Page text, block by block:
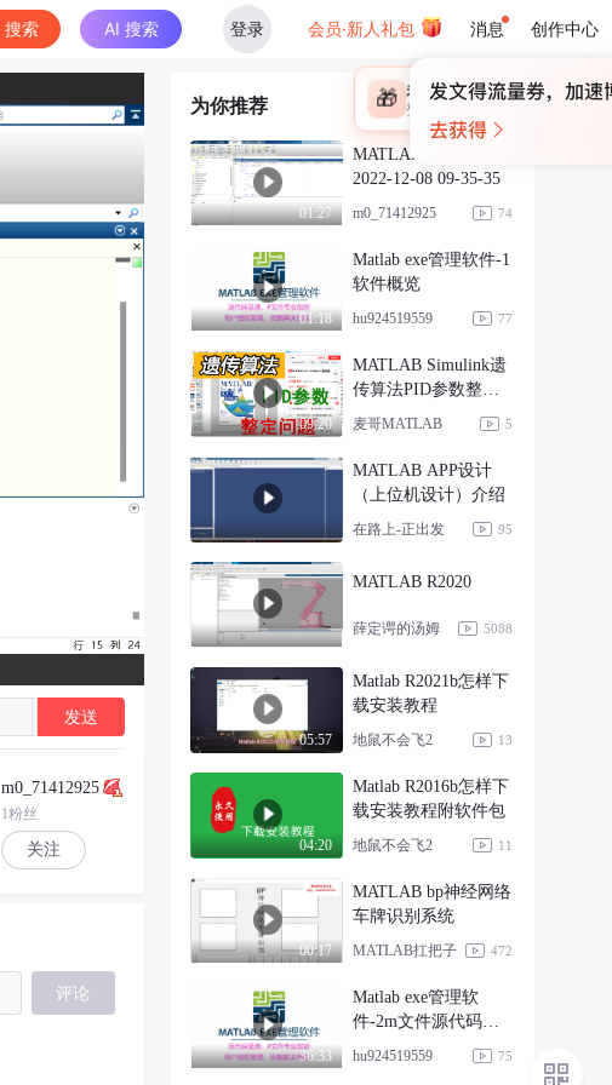
搜索 AI 搜索 登录 会员·新人礼包 消息 创作中心
×
🎁 未登录
登录领取最高
发送
m0_71412925
1粉丝
关注
评论
为你推荐
01:27
MATLAB R2016a
2022-12-08 09-35-35
m0_71412925 74
01:18
Matlab exe管理软件-1
软件概览
hu924519559 77
09:20
MATLAB Simulink遗
传算法PID参数整定
问题
麦哥MATLAB 5
MATLAB APP设计
（上位机设计）介绍
在路上-正出发 95
MATLAB R2020
薛定谔的汤姆 5088
05:57
Matlab R2021b怎样下
载安装教程
地鼠不会飞2 13
04:20
Matlab R2016b怎样下
载安装教程附软件包
地鼠不会飞2 11
00:17
MATLAB bp神经网络
车牌识别系统
MATLAB扛把子 472
36:33
Matlab exe管理软
件-2m文件源代码混
淆
hu924519559 75